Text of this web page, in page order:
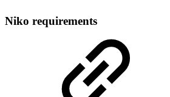
Niko requirements